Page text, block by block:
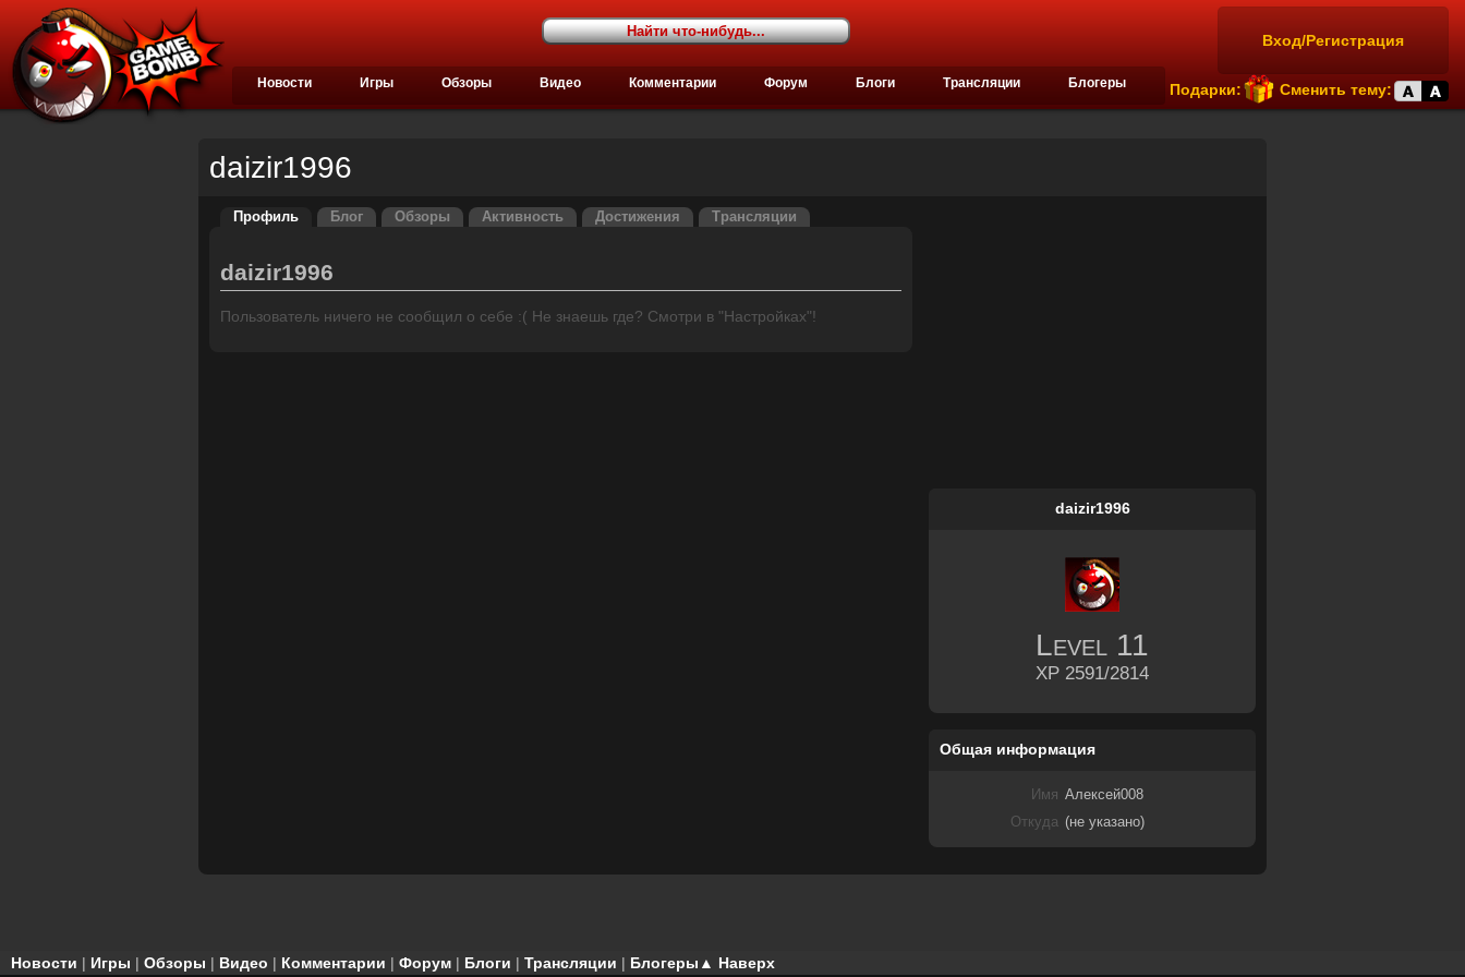
Вход/Регистрация
Подарки: Сменить тему:
Новости Игры Обзоры Видео Комментарии Форум Блоги Трансляции Блогеры
daizir1996
Профиль Блог Обзоры Активность Достижения Трансляции
daizir1996
Пользователь ничего не сообщил о себе :( Не знаешь где? Смотри в "Настройках"!
daizir1996
Level 11
XP 2591/2814
Общая информация
Имя Алексей008
Откуда (не указано)
▲ Наверх
Новости | Игры | Обзоры | Видео | Комментарии | Форум | Блоги | Трансляции | Блогеры